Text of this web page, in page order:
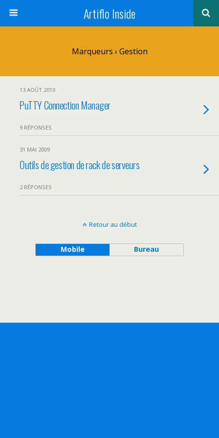
Artiflo Inside
Marqueurs › Gestion
13 AOÛT 2010
PuTTY Connection Manager
9 RÉPONSES
31 MAI 2009
Outils de gestion de rack de serveurs
2 RÉPONSES
Retour au début
Mobile Bureau